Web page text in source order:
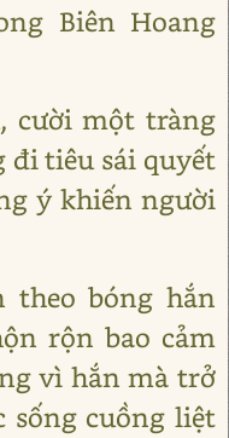
Biên Hoang
cười một tràng
đi tiêu sái quyết
ý khiến người
theo bóng hắn
rộn bao cảm
vì hắn mà trở
sống cuồng liệt